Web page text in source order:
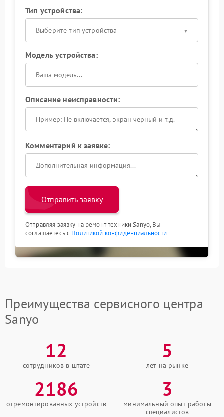
Тип устройства:
Выберите тип устройства
Модель устройства:
Описание неисправности:
Комментарий к заявке:
Отправить заявку
Отправляя заявку на ремонт техники Sanyo, Вы
соглашаетесь с Политикой конфиденциальности
Преимущества сервисного центра
Sanyo
12
сотрудников в штате
5
лет на рынке
2186
отремонтированных устройств
3
минимальный опыт работы
специалистов